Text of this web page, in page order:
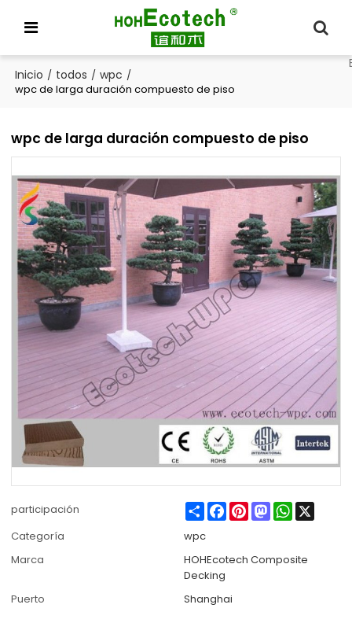
Inicio / todos / wpc /
wpc de larga duración compuesto de piso
wpc de larga duración compuesto de piso
participación ShareFacebook
PinterestMastodonWhatsApp
X
Categoría
wpc
Marca
HOHEcotech Composite
Decking
Puerto
Shanghai